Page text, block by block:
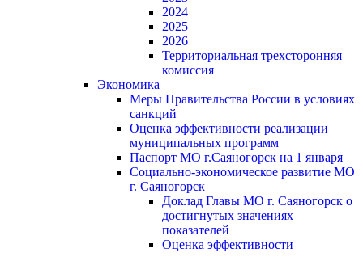
2024
2025
2026
Территориальная трехсторонняя
комиссия
Экономика
Меры Правительства России в условиях
санкций
Оценка эффективности реализации
муниципальных программ
Паспорт МО г.Саяногорск на 1 января
Социально-экономическое развитие МО
г. Саяногорск
Доклад Главы МО г. Саяногорск о
достигнутых значениях
показателей
Оценка эффективности